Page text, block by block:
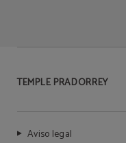
TEMPLE PRADORREY
Aviso legal